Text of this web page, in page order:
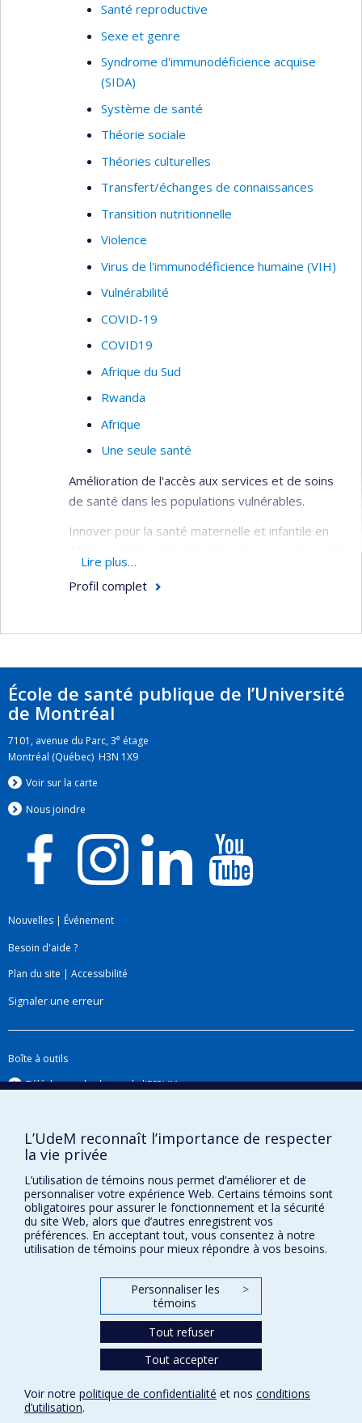
Santé reproductive
Sexe et genre
Syndrome d'immunodéficience acquise
(SIDA)
Système de santé
Théorie sociale
Théories culturelles
Transfert/échanges de connaissances
Transition nutritionnelle
Violence
Virus de l'immunodéficience humaine (VIH)
Vulnérabilité
COVID-19
COVID19
Afrique du Sud
Rwanda
Afrique
Une seule santé
Amélioration de l'accès aux services et de soins
de santé dans les populations vulnérables.
Innover pour la santé maternelle et infantile en
de santé primaires intégrés, centrés sur la
communauté et axés sur la santé reproductive et
Afrique du Sud
Intégration d'une approche des systèmes de
santé à la prestation des services de santé
Lire plus…
Profil complet
École de santé publique de l’Université
de Montréal
7101, avenue du Parc, 3e étage
Montréal (Québec) H3N 1X9
Voir sur la carte
Nous joindre
Nouvelles | Événement
Besoin d'aide ?
Plan du site | Accessibilité
Signaler une erreur
Boîte à outils
Téléchargez les logos de l'ESPUM
Confidentialité
L’UdeM reconnaît l’importance de respecter
la vie privée
L’utilisation de témoins nous permet d’améliorer et de
personnaliser votre expérience Web. Certains témoins sont
obligatoires pour assurer le fonctionnement et la sécurité
du site Web, alors que d’autres enregistrent vos
préférences. En acceptant tout, vous consentez à notre
utilisation de témoins pour mieux répondre à vos besoins.
Personnaliser les
témoins
>
Tout refuser
Tout accepter
Voir notre politique de confidentialité et nos conditions
d’utilisation.